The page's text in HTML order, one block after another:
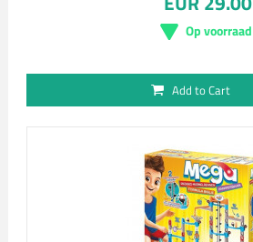
Op voorraad
Add to Cart